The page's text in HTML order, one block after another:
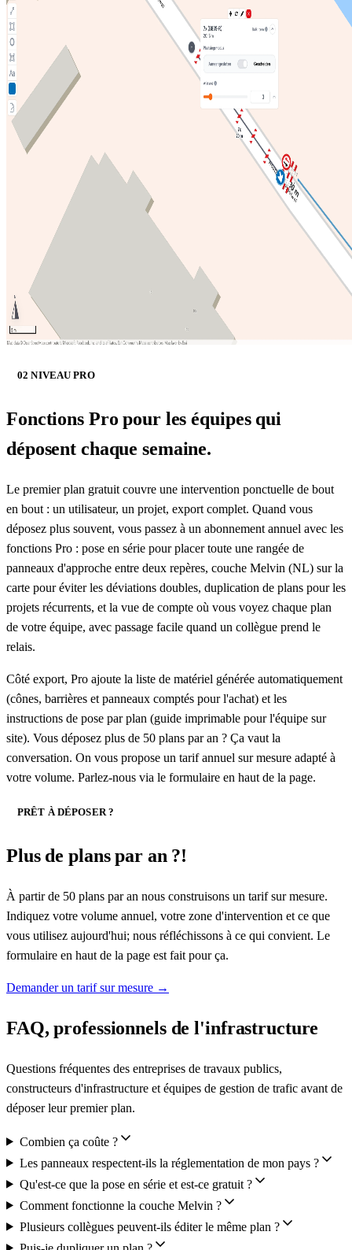
02 NIVEAU PRO
Fonctions Pro pour les équipes qui
déposent chaque semaine.
Le premier plan gratuit couvre une intervention ponctuelle de bout
en bout : un utilisateur, un projet, export complet. Quand vous
déposez plus souvent, vous passez à un abonnement annuel avec les
fonctions Pro : pose en série pour placer toute une rangée de
panneaux d'approche entre deux repères, couche Melvin (NL) sur la
carte pour éviter les déviations doubles, duplication de plans pour les
projets récurrents, et la vue de compte où vous voyez chaque plan
de votre équipe, avec passage facile quand un collègue prend le
relais.
Côté export, Pro ajoute la liste de matériel générée automatiquement
(cônes, barrières et panneaux comptés pour l'achat) et les
instructions de pose par plan (guide imprimable pour l'équipe sur
site). Vous déposez plus de 50 plans par an ? Ça vaut la
conversation. On vous propose un tarif annuel sur mesure adapté à
votre volume. Parlez-nous via le formulaire en haut de la page.
PRÊT À DÉPOSER ?
Plus de plans par an ?!
À partir de 50 plans par an nous construisons un tarif sur mesure.
Indiquez votre volume annuel, votre zone d'intervention et ce que
vous utilisez aujourd'hui; nous réfléchissons à ce qui convient. Le
formulaire en haut de la page est fait pour ça.
Demander un tarif sur mesure →
FAQ, professionnels de l'infrastructure
Questions fréquentes des entreprises de travaux publics,
constructeurs d'infrastructure et équipes de gestion de trafic avant de
déposer leur premier plan.
Combien ça coûte ?
Les panneaux respectent-ils la réglementation de mon pays ?
Qu'est-ce que la pose en série et est-ce gratuit ?
Comment fonctionne la couche Melvin ?
Plusieurs collègues peuvent-ils éditer le même plan ?